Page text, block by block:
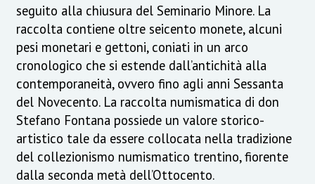
seguito alla chiusura del Seminario Minore. La
raccolta contiene oltre seicento monete, alcuni
pesi monetari e gettoni, coniati in un arco
cronologico che si estende dall’antichità alla
contemporaneità, ovvero fino agli anni Sessanta
del Novecento. La raccolta numismatica di don
Stefano Fontana possiede un valore storico-
artistico tale da essere collocata nella tradizione
del collezionismo numismatico trentino, fiorente
dalla seconda metà dell’Ottocento.